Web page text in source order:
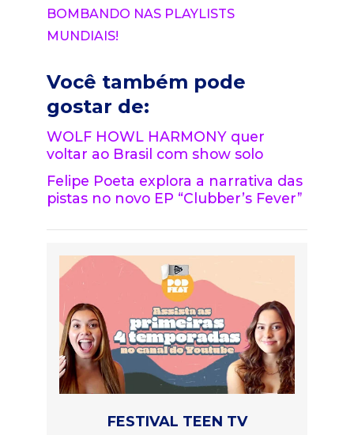
BOMBANDO NAS PLAYLISTS
MUNDIAIS!
Você também pode
gostar de:
WOLF HOWL HARMONY quer
voltar ao Brasil com show solo
Felipe Poeta explora a narrativa das
pistas no novo EP “Clubber’s Fever”
FESTIVAL TEEN TV